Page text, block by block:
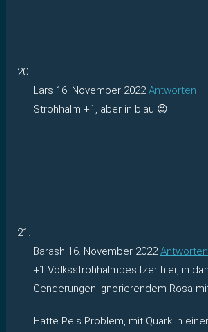
Lars 16. November 2022 Antworten
Strohhalm +1, aber in blau 😉
Barash 16. November 2022 Antworten
+1 Volksstrohhalmbesitzer hier, in
Genderungen ignorierendem Rosa
Hatte Pels Problem, mit Quark in